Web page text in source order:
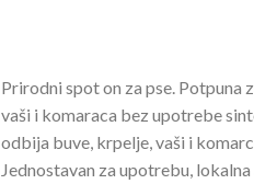
Prirodni spot on za pse. Potpuna
vaši i komaraca bez upotrebe
odbija buve, krpelje, vaši i
Jednostavan za upotrebu,